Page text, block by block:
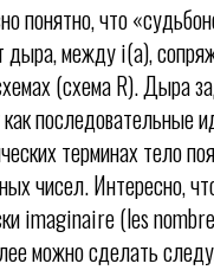
понятно, что
дыра, между i(а),
(схема R). Дыра
последовательные
терминах тело
чисел. Интересно,
imaginaire (les
можно сделать